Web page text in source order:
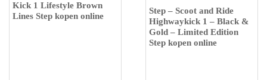
Kick 1 Lifestyle Brown
Lines Step kopen online
Step – Scoot and Ride
Highwaykick 1 – Black &
Gold – Limited Edition
Step kopen online